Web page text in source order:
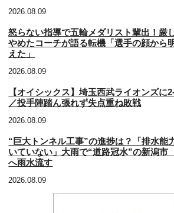
2026.08.09
怒らない指導で五輪メダリスト輩出！厳
やめたコーチが語る転機「選手の顔から
えた」
2026.08.09
【オイシックス】埼玉西武ライオンズに
／投手陣踏ん張れず失点重ね敗戦
2026.08.09
“巨大トンネル工事”の進捗は？「排水能
いていない」大雨で“道路冠水”の新潟
へ雨水流す
2026.08.09